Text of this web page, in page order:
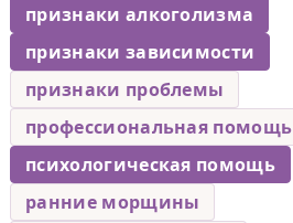
признаки алкоголизма
признаки зависимости
признаки проблемы
профессиональная помощь
психологическая помощь
ранние морщины